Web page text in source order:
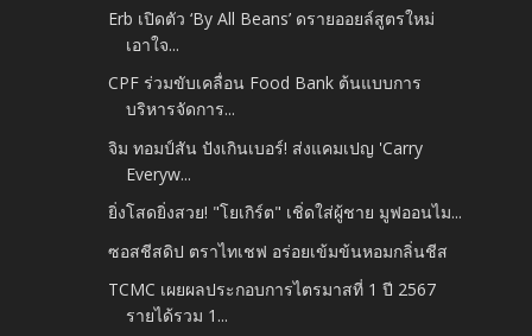
Erb เปิดตัว ‘By All Beans’ ดรายออยล์สูตรใหม่
เอาใจ...
CPF ร่วมขับเคลื่อน Food Bank ต้นแบบการ
บริหารจัดการ...
จิม ทอมป์สัน ปังเกินเบอร์! ส่งแคมเปญ 'Carry
Everyw...
ยิ่งโสดยิ่งสวย! "โยเกิร์ต" เชิ่ดใส่ผู้ชาย มูฟออนไม...
ซอสชีสดิป ตราไทเชฟ อร่อยเข้มข้นหอมกลิ่นชีส
TCMC เผยผลประกอบการไตรมาสที่ 1 ปี 2567
รายได้รวม 1...